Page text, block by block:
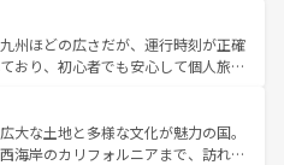
それぞれで全く異なる文化を体験で
。 なお、新着のフランス情報はコンテンツ一覧
験してほしい。 なお、新着の
ツ一覧を参照してほしい。
がある。また、優雅なアフタヌーン
はたまらない英国パブ、サッカー観
そできる体験も豊富。イギリスを旅
しい。
州ほどの広さだが、運行時刻が正確
おり、初心者でも安心して個人旅行
町や、スイスならではのユニークな
ス観光だけでなく町歩きも満喫する
所得が高いため物価も高いが、旅行
大な土地と多様な文化が魅力の国。
海岸のカリフォルニアまで、訪れる